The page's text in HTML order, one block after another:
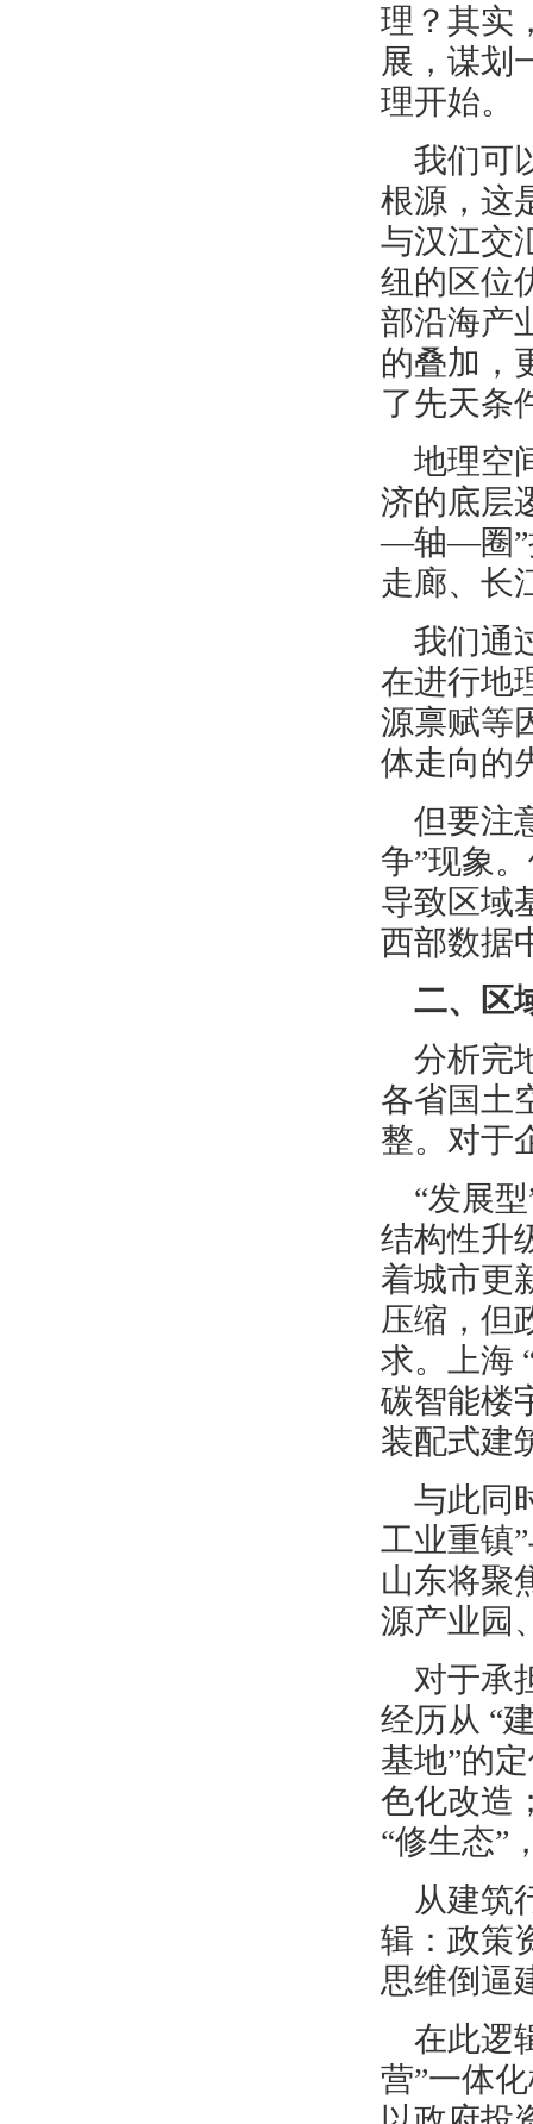
理？其实
展，谋划
理开始。
我们可
根源，这
与汉江交
纽的区位
部沿海产
的叠加，
了先天条
地理空
济的底层
—轴—圈”
走廊、长
我们通
在进行地
源禀赋等
体走向的
但要注
争”现象
导致区域
西部数据
二、区
分析完
各省国土
整。对于
“发展
结构性升
着城市更
压缩，但
求。上海
碳智能楼
装配式建
与此同
工业重镇
山东将聚
源产业园
对于承
经历从 “
基地”的
色化改造
“修生态”
从建筑
辑：政策
思维倒逼
在此逻
营”一体